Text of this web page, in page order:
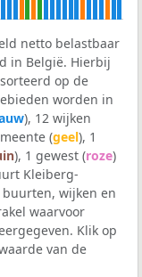
netto belastbaar
in België. Hierbij
op de
worden in
), 12 wijken
(geel), 1
), 1 gewest (roze)
Kleiberg-
wijken en
waarvoor
Klik op
van de